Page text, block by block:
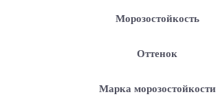
Морозостойкость
Оттенок
Марка морозостойкости